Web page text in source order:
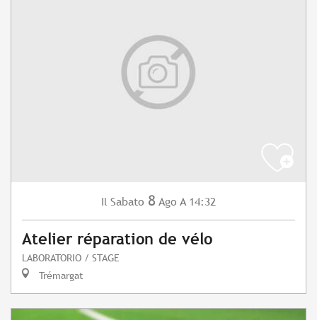
Il Sabato 8 Ago A 14:32
Atelier réparation de vélo
LABORATORIO / STAGE
Trémargat